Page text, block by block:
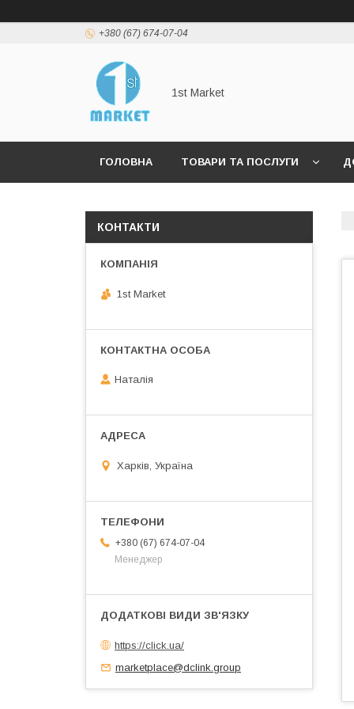
+380 (67) 674-07-04
1st Market
ГОЛОВНА ТОВАРИ ТА ПОСЛУГИ
КОНТАКТИ
1st Market
Наталія
Харків, Україна
+380 (67) 674-07-04
Менеджер
https://click.ua/
marketplace@dclink.group